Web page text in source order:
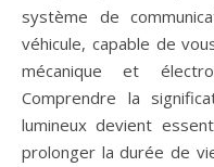
système de
véhicule, capable de
mécanique et
Comprendre la
lumineux devient
prolonger la durée de